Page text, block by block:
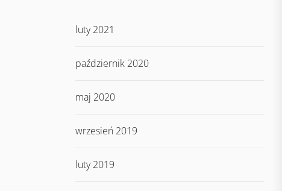
luty 2021
październik 2020
maj 2020
wrzesień 2019
luty 2019